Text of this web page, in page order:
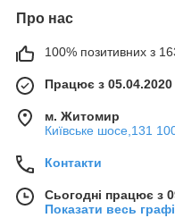
Про нас
100% позитивних з
Працює з 05.04.2020
м. Житомир
Київське шосе,131
Контакти
Сьогодні працює з
Показати весь